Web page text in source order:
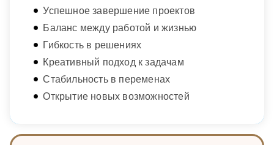
Успешное завершение проектов
Баланс между работой и жизнью
Гибкость в решениях
Креативный подход к задачам
Стабильность в переменах
Открытие новых возможностей